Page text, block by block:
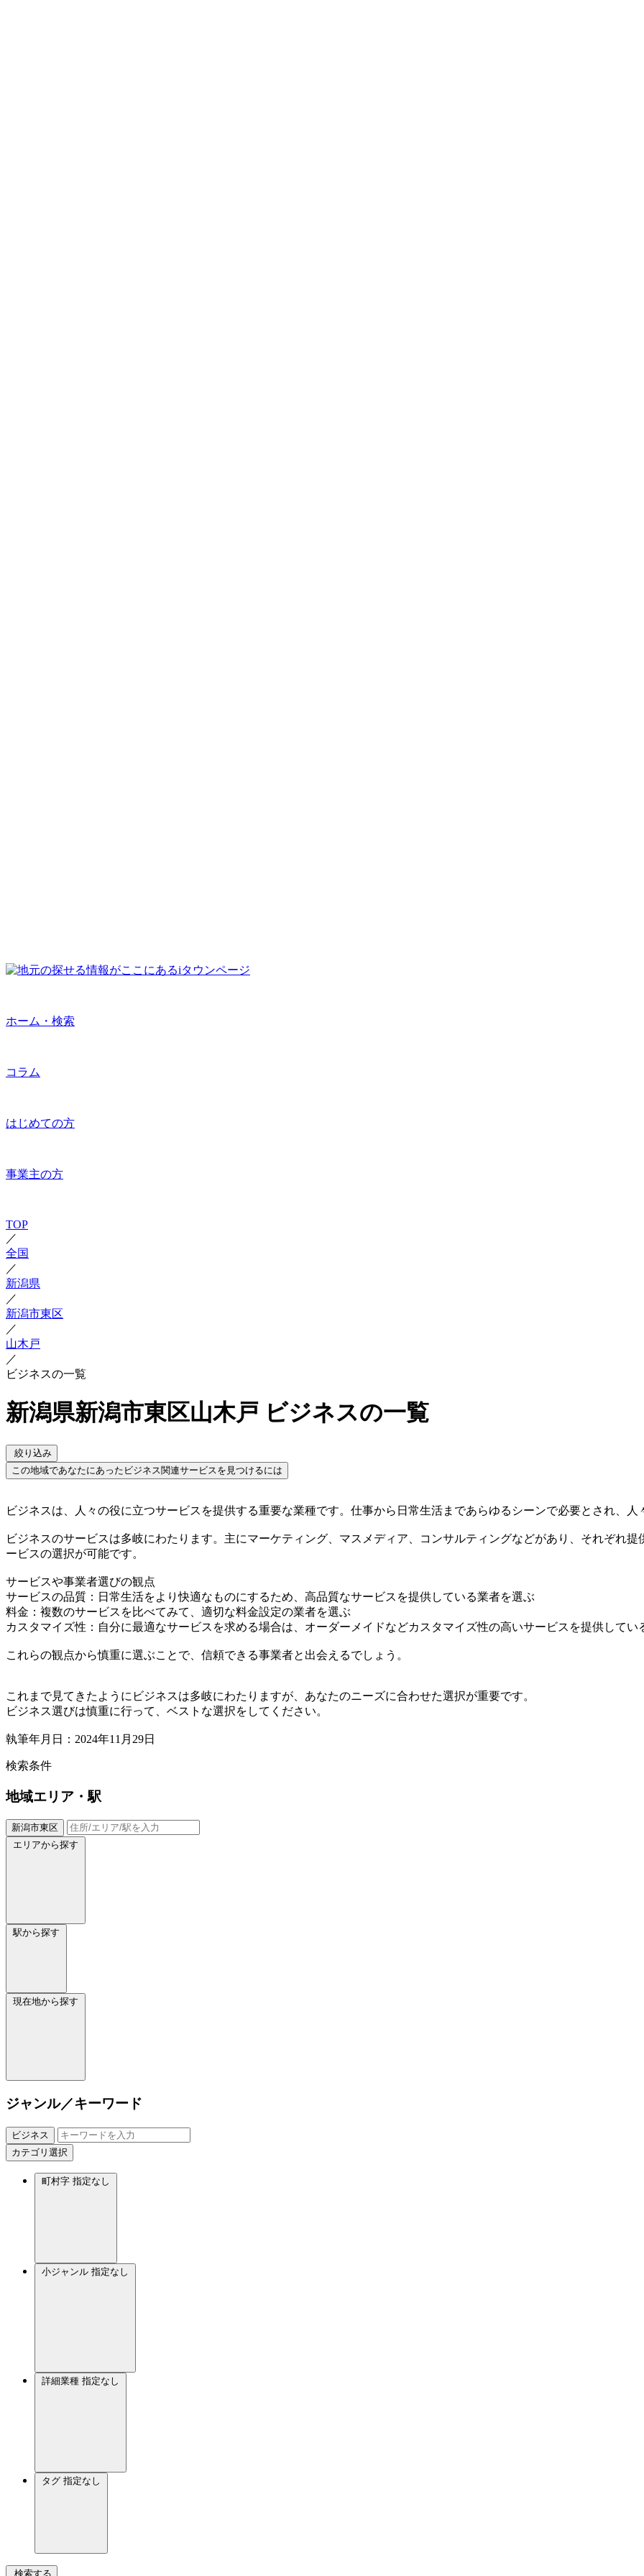
ホーム・検索
コラム
はじめての方
事業主の方
TOP
／
全国
／
新潟県
／
新潟市東区
／
山木戸
／
ビジネスの一覧
新潟県新潟市東区山木戸 ビジネスの一覧
絞り込み
この地域であなたにあったビジネス関連サービスを見つけるには
ビジネスは、人々の役に立つサービスを提供する重要な業種です。仕事から日常生活まであらゆるシーンで必要とされ、人
ビジネスのサービスは多岐にわたります。主にマーケティング、マスメディア、コンサルティングなどがあり、それぞれ
ービスの選択が可能です。
サービスや事業者選びの観点
サービスの品質：日常生活をより快適なものにするため、高品質なサービスを提供している業者を選ぶ
料金：複数のサービスを比べてみて、適切な料金設定の業者を選ぶ
カスタマイズ性：自分に最適なサービスを求める場合は、オーダーメイドなどカスタマイズ性の高いサービスを提供してい
これらの観点から慎重に選ぶことで、信頼できる事業者と出会えるでしょう。
これまで見てきたようにビジネスは多岐にわたりますが、あなたのニーズに合わせた選択が重要です。
ビジネス選びは慎重に行って、ベストな選択をしてください。
執筆年月日：2024年11月29日
検索条件
地域エリア・駅
新潟市東区
エリアから探す
駅から探す
現在地から探す
ジャンル／キーワード
ビジネス
カテゴリ選択
町村字 指定なし
小ジャンル 指定なし
詳細業種 指定なし
タグ 指定なし
検索する